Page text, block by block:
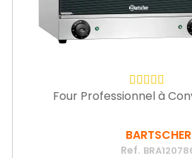
Four Professionnel à
BARTSCHER
Ref.